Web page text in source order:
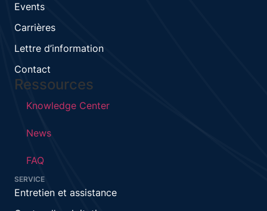
Events
Carrières
Lettre d’information
Contact
Ressources
Knowledge Center
News
FAQ
SERVICE
Entretien et assistance